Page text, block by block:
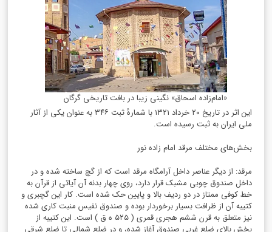
«امام‌زاده اسحاق» نگینی زیبا در بافت تاریخی گرگان
این اثر در تاریخ ۲۰ خرداد ۱۳۲۱ با شمارهٔ ثبت ۳۴۶ به عنوان یکی از آثار
ملی ایران به ثبت رسیده است.
بخش‌های مختلف مرقد امام زاده نور
مرقد: از دیگر عناصر داخل آرامگاه مرقد است که از گچ ساخته شده و در
داخل صندوق چوبی مشبک قرار دارد، روی چهار بدنه آن آیاتی از قرآن به
خط کوفی ممتاز در دو ردیف بالا و پایین حک شده است. کار این گچبری و
کتیبه آن از ظرافت بسیار برخوردار بوده و صندوق نفیس منبت کاری شده
نیز متعلق به قرن ششم هجری قمری ( ۵۲۵ ه ق ) است. این‌ کتیبه‌ از
بخش‌ بالای‌ ضلع‌ غربی‌ صندوق‌ آغاز شده‌، و در ضلع‌ شمالی‌ تا ضلع‌ شرقی‌